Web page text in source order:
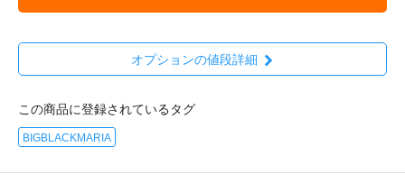
オプションの値段詳細
この商品に登録されているタグ
BIGBLACKMARIA